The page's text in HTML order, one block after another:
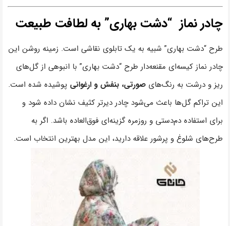
چادر نماز “دشت بهاری” به لطافت طبیعت
طرح “دشت بهاری” شبیه به یک تابلوی نقاشی است. زمینه روشن این
چادر نماز کیسه‌ای مقنعه‌دار طرح “دشت بهاری” با انبوهی از گل‌های
ریز و درشت به رنگ‌هایصورتی، بنفش و ارغوانی پوشیده شده است.
این تراکم گل‌ها باعث می‌شود چادر دیرتر کثیف نشان داده شود و
برای استفاده دم‌دستی و روزمره گزینه‌ای فوق‌العاده باشد. اگر به
طرح‌های شلوغ و پرشور علاقه دارید، این مدل بهترین انتخاب است.